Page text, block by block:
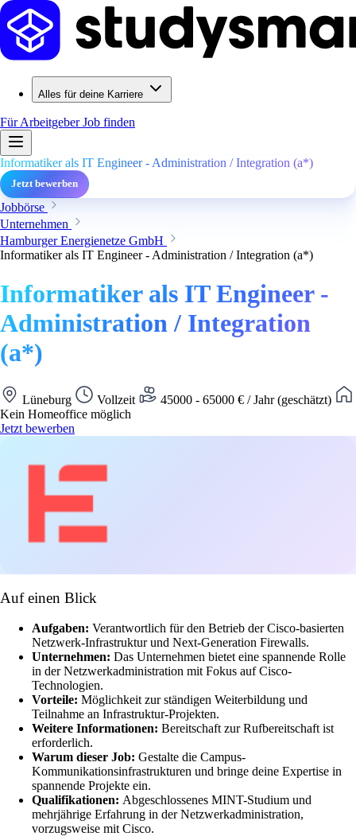
Alles für deine Karriere
Für ArbeitgeberJob finden
Informatiker als IT Engineer - Administration / Integration (a*)
Jetzt bewerben
Jobbörse
Unternehmen
Hamburger Energienetze GmbH
Informatiker als IT Engineer - Administration / Integration (a*)
Informatiker als IT Engineer -
Administration / Integration
(a*)
Lüneburg Vollzeit
45000 - 65000 € / Jahr (geschätzt)
Kein Homeoffice möglich
Jetzt bewerben
Auf einen Blick
Aufgaben: Verantwortlich für den Betrieb der Cisco-basierten
Netzwerk-Infrastruktur und Next-Generation Firewalls.
Unternehmen: Das Unternehmen bietet eine spannende Rolle
in der Netzwerkadministration mit Fokus auf Cisco-
Technologien.
Vorteile: Möglichkeit zur ständigen Weiterbildung und
Teilnahme an Infrastruktur-Projekten.
Weitere Informationen: Bereitschaft zur Rufbereitschaft ist
erforderlich.
Warum dieser Job: Gestalte die Campus-
Kommunikationsinfrastrukturen und bringe deine Expertise in
spannende Projekte ein.
Qualifikationen: Abgeschlossenes MINT-Studium und
mehrjährige Erfahrung in der Netzwerkadministration,
vorzugsweise mit Cisco.